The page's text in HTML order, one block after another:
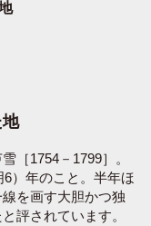
地
［1754－1799］。
）年のこと。半年ほ
を画す大胆かつ独
評されています。